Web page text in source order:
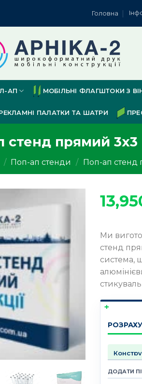
Головна
АП МОБІЛЬНІ ФЛАГШТОКИ З
ПАЛАТКИ ТА ШАТРИ
стенд прямий 3х3
/ Поп-ап стенди / Поп-ап стенд
Ми
стенд
система,
ДОДАТИ